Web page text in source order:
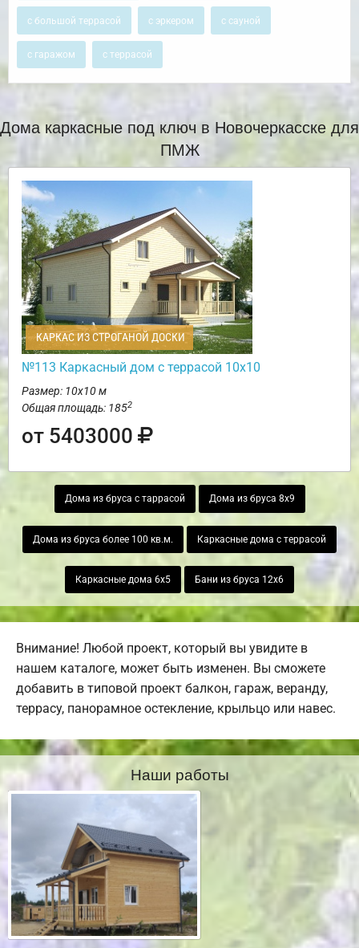
с большой террасой с эркером с сауной
с гаражом с террасой
Дома каркасные под ключ в Новочеркасске для
ПМЖ
КАРКАС ИЗ СТРОГАНОЙ ДОСКИ
№113 Каркасный дом с террасой 10х10
Размер: 10х10 м
Общая площадь: 1852
от 5403000
Дома из бруса с таррасой Дома из бруса 8х9
Дома из бруса более 100 кв.м. Каркасные дома с террасой
Каркасные дома 6х5 Бани из бруса 12х6
Внимание! Любой проект, который вы увидите в
нашем каталоге, может быть изменен. Вы сможете
добавить в типовой проект балкон, гараж, веранду,
террасу, панорамное остекление, крыльцо или навес.
Наши работы